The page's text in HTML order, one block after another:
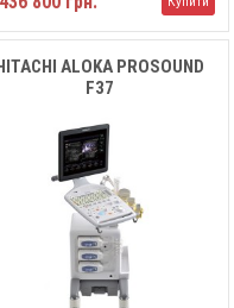
ALOKA PROSOUND
F37